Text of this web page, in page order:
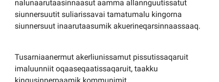
nalunaarutaasinnaasut aamma allannguutissatut
siunnersuutit suliarissavai tamatumalu kingorna
siunnersuut inaarutaasumik akuerineqarsinnaassaaq.
Tusarniaanermut akerliunissamut pissutissaqaruit
imaluunniit oqaaseqaatissaqaruit, taakku